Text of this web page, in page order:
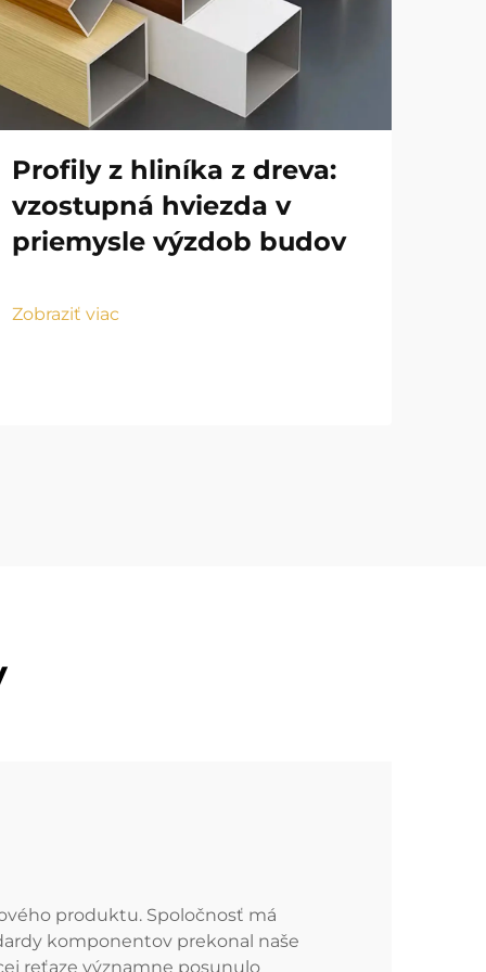
Profily z hliníka z dreva:
vzostupná hviezda v
priemysle výzdob budov
Zobraziť viac
produktu. Spoločnosť má
komponentov prekonal naše
reťaze významne posunulo